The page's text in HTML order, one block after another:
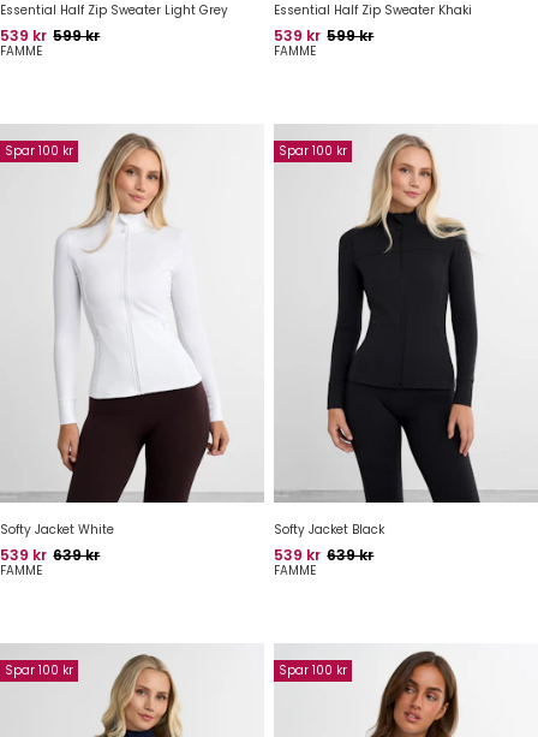
Essential Half Zip Sweater Light Grey
Pris
539 kr Oprindelig pris
599 kr
FAMME
Essential Half Zip Sweater Khaki
Pris
539 kr Oprindelig pris
599 kr
FAMME
Spar 100 kr
Softy Jacket White
Pris
539 kr Oprindelig pris
639 kr
FAMME
Spar 100 kr
Softy Jacket Black
Pris
539 kr Oprindelig pris
639 kr
FAMME
Spar 100 kr Spar 100 kr